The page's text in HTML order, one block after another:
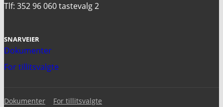
Tlf: 352 96 060 tastevalg 2
SNARVEIER
Dokumenter
For tillitsvalgte
Dokumenter For tillitsvalgte